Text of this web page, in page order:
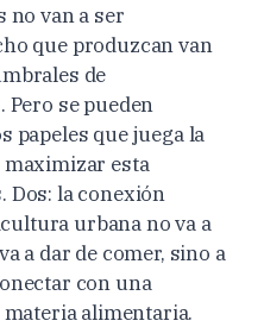
no van a ser
que produzcan van
de
se pueden
papeles que juega la
esta
Dos: la conexión
urbana no va a
a dar de comer, sino a
con una
alimentaria.